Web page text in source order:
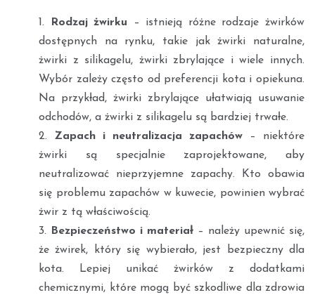
Rodzaj żwirku – istnieją różne rodzaje żwirków
dostępnych na rynku, takie jak żwirki naturalne,
żwirki z silikagelu, żwirki zbrylające i wiele innych.
Wybór zależy często od preferencji kota i opiekuna.
Na przykład, żwirki zbrylające ułatwiają usuwanie
odchodów, a żwirki z silikagelu są bardziej trwałe.
Zapach i neutralizacja zapachów – niektóre
żwirki są specjalnie zaprojektowane, aby
neutralizować nieprzyjemne zapachy. Kto obawia
się problemu zapachów w kuwecie, powinien wybrać
żwir z tą właściwością.
Bezpieczeństwo i materiał – należy upewnić się,
że żwirek, który się wybierało, jest bezpieczny dla
kota. Lepiej unikać żwirków z dodatkami
chemicznymi, które mogą być szkodliwe dla zdrowia